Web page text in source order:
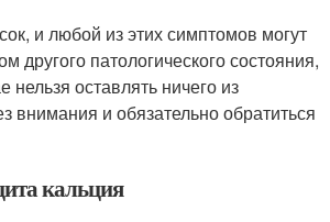
и любой из этих симптомов могут
другого патологического состояния,
нельзя оставлять ничего из
внимания и обязательно обратиться
кальция